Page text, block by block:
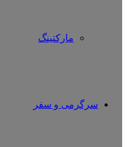
مارکتینگ
سرگرمی و سفر